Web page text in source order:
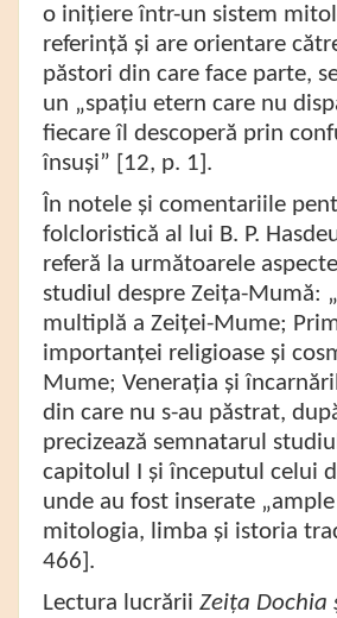
o inițiere într-un sistem
referință și are orientare
păstori din care face parte,
un „spațiu etern care nu
fiecare îl descoperă prin
însuși” [12, p. 1].
În notele și comentariile
folcloristică al lui B. P.
referă la următoarele
studiul despre Zeița-Mumă:
multiplă a Zeiței-Mume;
importanței religioase și
Mume; Venerația și
din care nu s-au păstrat,
precizează semnatarul
capitolul I și începutul celui
unde au fost inserate
mitologia, limba și istoria
466].
Lectura lucrării Zeița Dochia